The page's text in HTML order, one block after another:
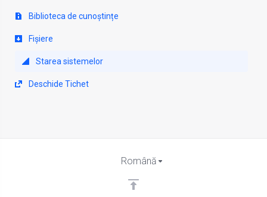
Biblioteca de cunoștințe
Fișiere
Starea sistemelor
Deschide Tichet
Română